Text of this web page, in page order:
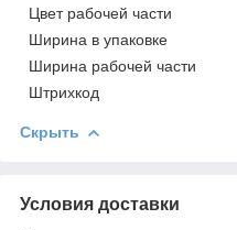
Цвет рабочей части
Ширинa в упаковке
Ширинa рабочей части
Штрихкод
Скрыть
Условия доставки